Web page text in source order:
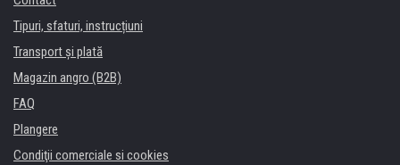
Tipuri, sfaturi, instrucțiuni
Transport şi plată
Magazin angro (B2B)
FAQ
Plangere
Condiţii comerciale si cookies